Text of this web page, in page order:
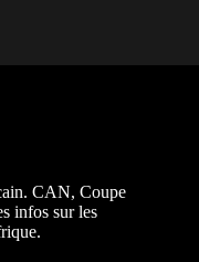
CAN, Coupe
infos sur les